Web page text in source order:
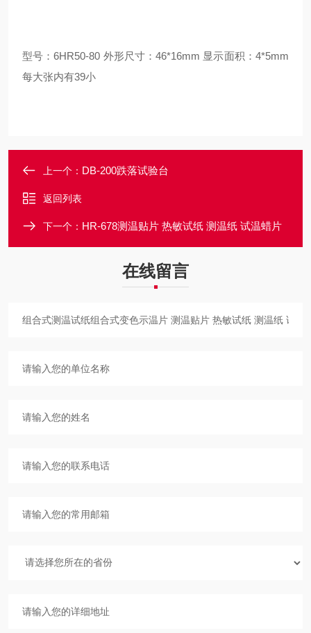
型号：6HR50-80 外形尺寸：46*16mm 显示面积：4*5mm
每大张内有39小
上一个： DB-200跌落试验台
返回列表
下一个： HR-678测温贴片 热敏试纸 测温纸 试温蜡片
在线留言